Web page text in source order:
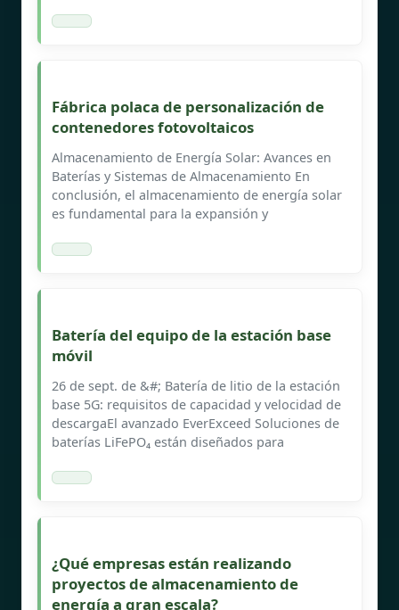
Fábrica polaca de personalización de
contenedores fotovoltaicos
Almacenamiento de Energía Solar: Avances en
Baterías y Sistemas de Almacenamiento En
conclusión, el almacenamiento de energía solar
es fundamental para la expansión y
Batería del equipo de la estación base
móvil
26 de sept. de &#; Batería de litio de la estación
base 5G: requisitos de capacidad y velocidad de
descargaEl avanzado EverExceed Soluciones de
baterías LiFePO₄ están diseñados para
¿Qué empresas están realizando
proyectos de almacenamiento de
energía a gran escala?